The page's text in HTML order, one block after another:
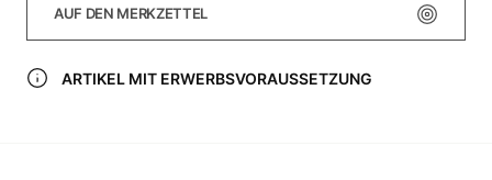
AUF DEN MERKZETTEL
ARTIKEL MIT ERWERBSVORAUSSETZUNG